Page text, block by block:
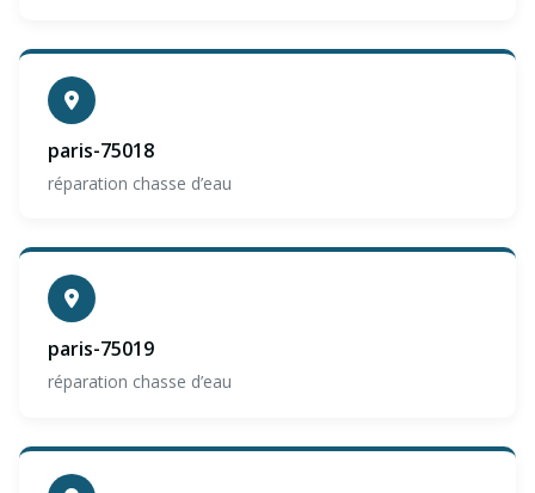
paris-75018
réparation chasse d’eau
paris-75019
réparation chasse d’eau